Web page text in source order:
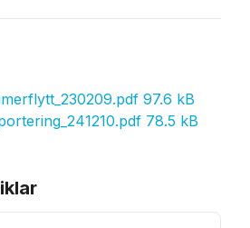
97.6 kB
78.5 kB